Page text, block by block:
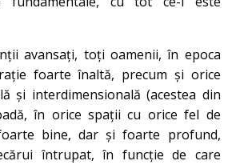
avansaţi, toţi oamenii, în epoca
foarte înaltă, precum şi orice
şi interdimensională (acestea din
în orice spaţii cu orice fel de
bine, dar şi foarte profund,
întrupat, în funcţie de care